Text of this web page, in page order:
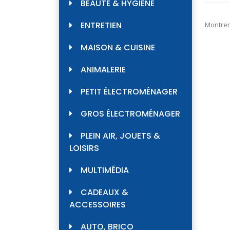
BEAUTÉ & HYGIÈNE
ENTRETIEN
MAISON & CUISINE
ANIMALERIE
PETIT ÉLECTROMÉNAGER
GROS ÉLECTROMÉNAGER
PLEIN AIR, JOUETS &
LOISIRS
MULTIMÉDIA
CADEAUX &
ACCESSOIRES
AUTO, BRICO